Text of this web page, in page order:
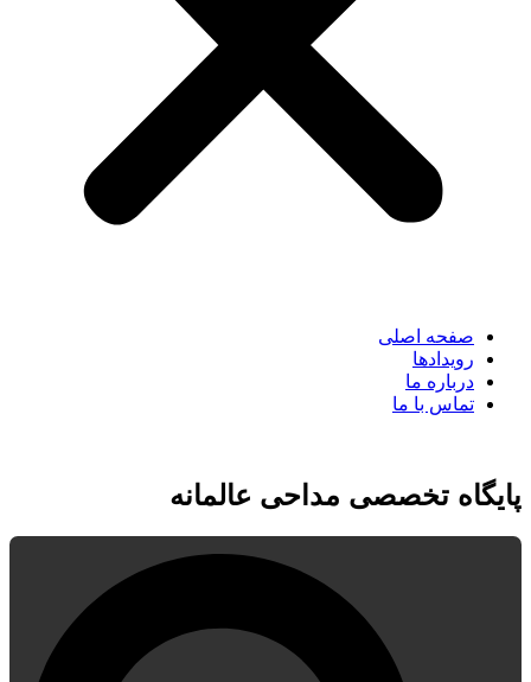
صفحه اصلی
رویدادها
درباره ما
تماس با ما
پایگاه تخصصی مداحی عالمانه